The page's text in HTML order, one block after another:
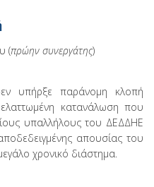
(πρώην συνεργάτης)
υπήρξε παράνομη κλοπή
κατανάλωση που
υπαλλήλους του ΔΕΔΔΗΕ
απουσίας του
χρονικό διάστημα.